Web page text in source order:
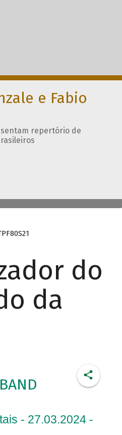
e Fabio
repertório de
do
da
- 27.03.2024 -